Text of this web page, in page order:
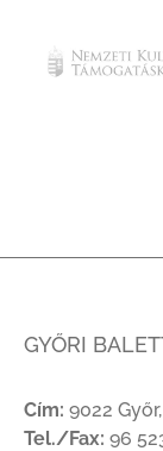
GYŐRI
Cím: 9022
Tel./Fax: 96